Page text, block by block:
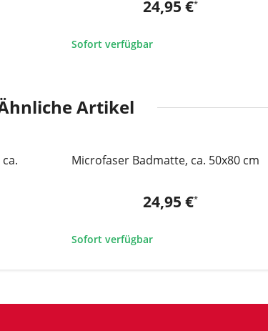
24,95 €*
Sofort verfügbar
Artikel
Microfaser Badmatte, ca. 50x80 cm
24,95 €*
Sofort verfügbar